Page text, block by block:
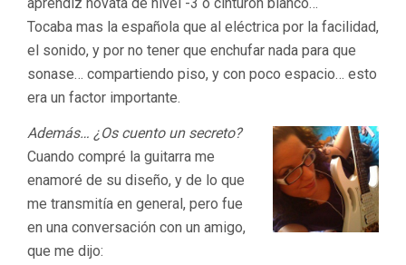
Tocaba mas la española que al eléctrica por la facilidad,
el sonido, y por no tener que enchufar nada para que
sonase… compartiendo piso, y con poco espacio… esto
era un factor importante.
Además… ¿Os cuento un secreto?
Cuando compré la guitarra me
enamoré de su diseño, y de lo que
me transmitía en general, pero fue
en una conversación con un amigo,
que me dijo: